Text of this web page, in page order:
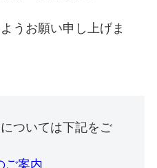
うお願い申し上げま
ついては下記をご
ご案内